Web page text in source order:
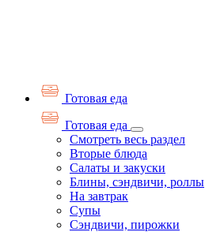
Готовая еда
Готовая еда
Смотреть весь раздел
Вторые блюда
Салаты и закуски
Блины, сэндвичи, роллы
На завтрак
Супы
Сэндвичи, пирожки